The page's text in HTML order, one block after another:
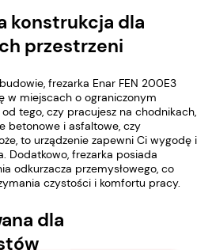
konstrukcja dla
przestrzeni
frezarka Enar FEN 200E3
w miejscach o ograniczonym
tego, czy pracujesz na chodnikach,
betonowe i asfaltowe, czy
to urządzenie zapewni Ci wygodę i
Dodatkowo, frezarka posiada
odkurzacza przemysłowego, co
czystości i komfortu pracy.
dla